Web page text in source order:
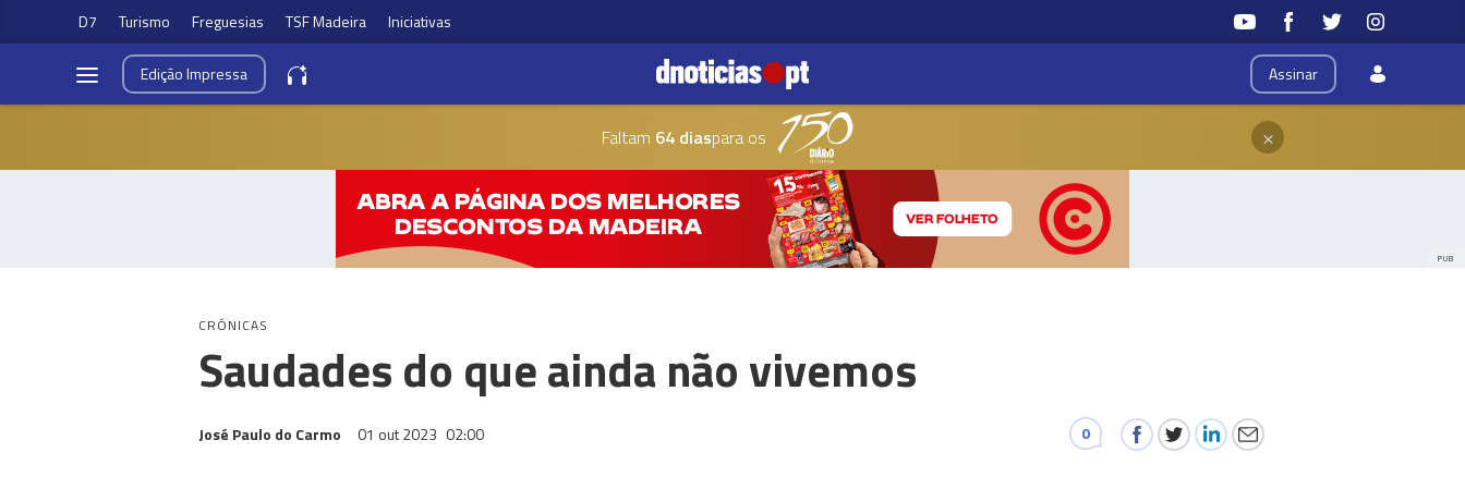
D7 Turismo Freguesias TSF Madeira Iniciativas
Assinar
EdiçãoImpressa
Faltam 64 diaspara os ×
PUB
CRÓNICAS
Saudades do que ainda não vivemos
José Paulo do Carmo 01 out 2023 02:00 0